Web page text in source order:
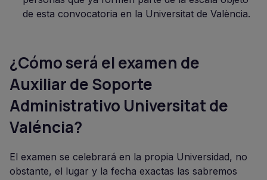
de esta convocatoria en la Universitat de València.
¿Cómo será el examen de
Auxiliar de Soporte
Administrativo Universitat de
Valéncia?
El examen se celebrará en la propia Universidad, no
obstante, el lugar y la fecha exactas las sabremos